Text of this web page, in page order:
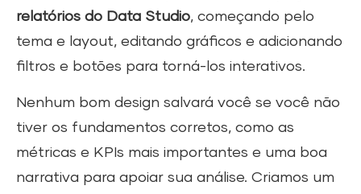
relatórios do Data Studio, começando pelo
tema e layout, editando gráficos e adicionando
filtros e botões para torná-los interativos.
Nenhum bom design salvará você se você não
tiver os fundamentos corretos, como as
métricas e KPIs mais importantes e uma boa
narrativa para apoiar sua análise. Criamos um